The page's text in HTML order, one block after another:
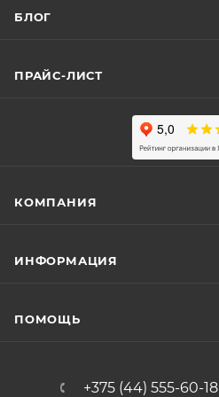
БЛОГ
ПРАЙС-ЛИСТ
КОМПАНИЯ
ИНФОРМАЦИЯ
ПОМОЩЬ
+375 (44) 555-60-18